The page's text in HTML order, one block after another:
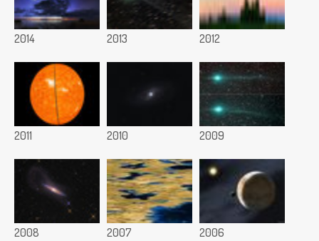
2014 2013 2012
2011 2010 2009
2008 2007 2006